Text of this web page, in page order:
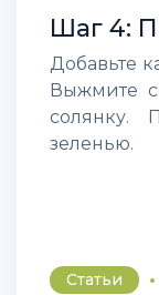
Шаг 4:
Добавьте каперсы, соль и перец по вкусу.
Выжмите
солянку.
зеленью.
Статьи